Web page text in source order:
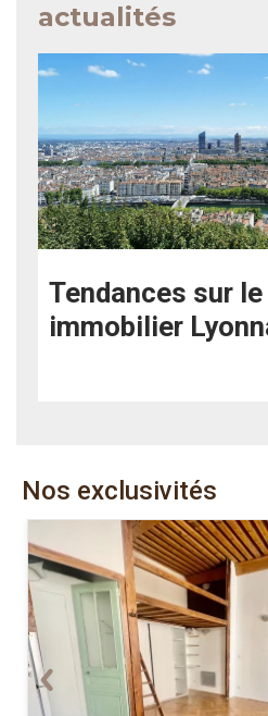
actualités
Tendances sur
immobilier
Nos exclusivités